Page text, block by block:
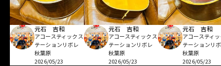
元石 吉和
アコースティックス
テーションリボレ
秋葉原
2026/05/23
元石 吉和
アコースティックス
テーションリボレ
秋葉原
2026/05/23
元石 吉和
アコースティ
テーションリ
秋葉原
2026/05/23